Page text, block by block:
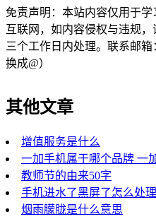
免责声明：本站内容仅用于
互联网，如内容侵权与违规
三个工作日内处理。联系邮箱
换成@）
其他文章
增值服务是什么
一加手机属于哪个品牌 一
教师节的由来50字
手机进水了黑屏了怎么处
烟雨朦胧是什么意思